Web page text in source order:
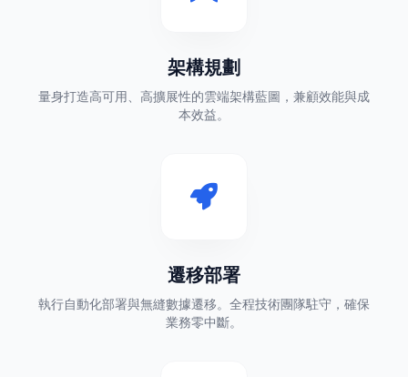
架構規劃
量身打造高可用、高擴展性的雲端架構藍圖，兼顧效能與成
本效益。
遷移部署
執行自動化部署與無縫數據遷移。全程技術團隊駐守，確保
業務零中斷。